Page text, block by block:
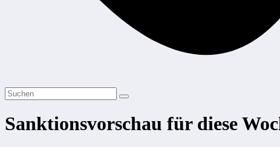
Sanktionsvorschau für diese